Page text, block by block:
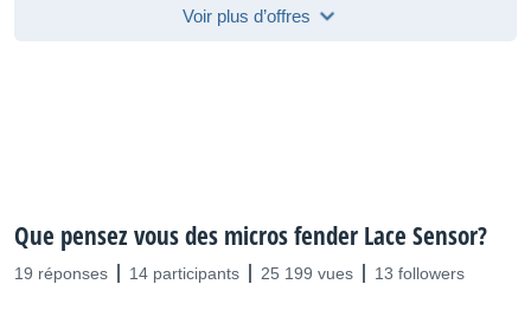
Voir plus d’offres
Que pensez vous des micros fender Lace Sensor?
19 réponses 14 participants 25 199 vues 13 followers